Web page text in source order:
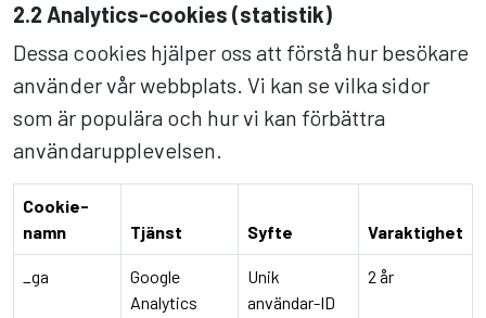
2.2 Analytics-cookies (statistik)
Dessa cookies hjälper oss att förstå hur besökare
använder vår webbplats. Vi kan se vilka sidor
som är populära och hur vi kan förbättra
användarupplevelsen.
Cookie-
namn
Tjänst Syfte Varaktighet
_ga
Google
Analytics
Unik
användar-ID
2 år